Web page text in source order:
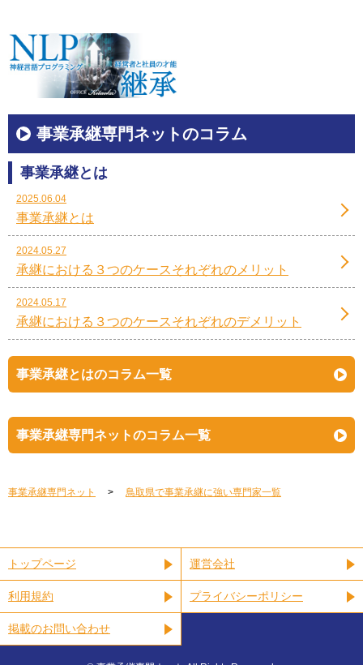
事業承継専門ネットのコラム
事業承継とは
2025.06.04
事業承継とは
2024.05.27
承継における３つのケースそれぞれのメリット
2024.05.17
承継における３つのケースそれぞれのデメリット
事業承継とはのコラム一覧
事業承継専門ネットのコラム一覧
事業承継専門ネット 鳥取県で事業承継に強い専門家一覧
トップページ 運営会社
利用規約 プライバシーポリシー
掲載のお問い合わせ